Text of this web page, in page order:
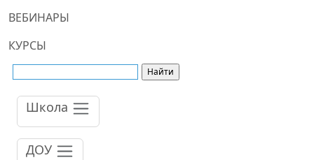
ВЕБИНАРЫ
КУРСЫ
Школа
ДОУ